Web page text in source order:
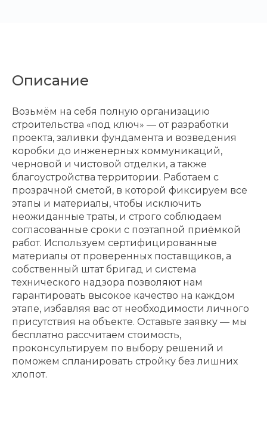
Описание
Возьмём на себя полную организацию
строительства «под ключ» — от разработки
проекта, заливки фундамента и возведения
коробки до инженерных коммуникаций,
черновой и чистовой отделки, а также
благоустройства территории. Работаем с
прозрачной сметой, в которой фиксируем все
этапы и материалы, чтобы исключить
неожиданные траты, и строго соблюдаем
согласованные сроки с поэтапной приёмкой
работ. Используем сертифицированные
материалы от проверенных поставщиков, а
собственный штат бригад и система
технического надзора позволяют нам
гарантировать высокое качество на каждом
этапе, избавляя вас от необходимости личного
присутствия на объекте. Оставьте заявку — мы
бесплатно рассчитаем стоимость,
проконсультируем по выбору решений и
поможем спланировать стройку без лишних
хлопот.